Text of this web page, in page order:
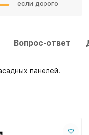
если дорого
Вопрос-ответ
панелей.